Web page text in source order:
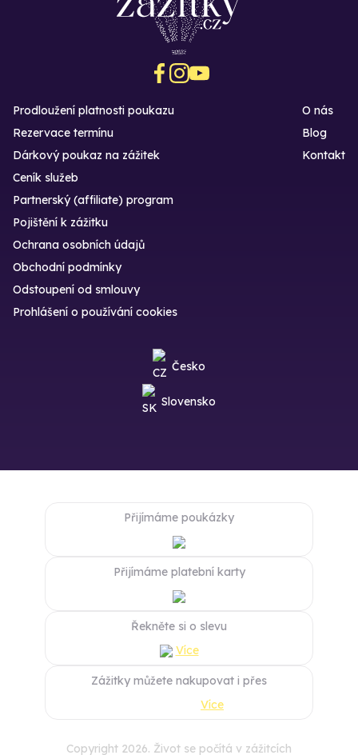
Prodloužení platnosti poukazu
Rezervace termínu
Dárkový poukaz na zážitek
O nás
Blog
Kontakt
Ceník služeb
Partnerský (affiliate) program
Pojištění k zážitku
Ochrana osobních údajů
Obchodní podmínky
Odstoupení od smlouvy
Prohlášení o používání cookies
Česko
Slovensko
Přijímáme poukázky
Přijímáme platební karty
Řekněte si o slevu
Více
Zážitky můžete nakupovat i přes
Více
Copyright 2026. Život se počítá v zážitcích